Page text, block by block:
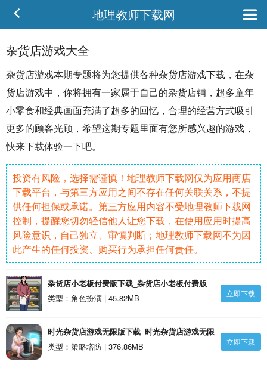
地理教师下载网
杂货店游戏大全
杂货店游戏本期专题将为您提供各种杂货店游戏下载，在杂
货店游戏中，你将拥有一家属于自己的杂货店铺 ，超多童年
小零食和经典画面充满了超多的回忆，合理的经营方式吸引
更多的顾客光顾，希望这期专题里面有您所感兴趣的游戏，
快来下载体验一下吧。
投资有风险，选择需谨慎！地理教师下载网仅为应用商店
下载平台，与第三方应用之间不存在任何关联关系，不提
供任何担保或承诺。第三方应用内容不受地理教师下载网
控制，提醒您切勿轻信他人让您下载，在使用应用时提高
风险意识，自己独立、审慎判断；地理教师下载网不为因
此产生的任何投资、购买行为承担任何责任。
杂货店小老板付费版下载_杂货店小老板付费版
v1安卓版
类型：角色扮演 | 45.82MB 立即下载
时光杂货店游戏无限版下载_时光杂货店游戏无限
版安卓版
类型：策略塔防 | 376.86MB 立即下载